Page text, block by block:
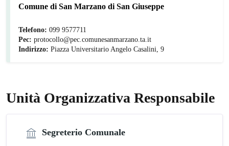
Comune di San Marzano di San Giuseppe
Telefono: 099 9577711
Pec: protocollo@pec.comunesanmarzano.ta.it
Indirizzo: Piazza Universitario Angelo Casalini, 9
Unità Organizzativa Responsabile
Segreterio Comunale